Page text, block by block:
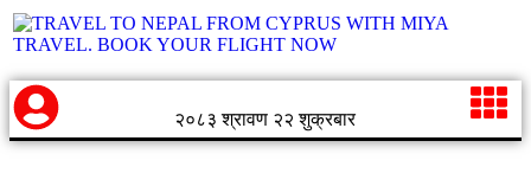
२०८३ श्रावण २२ शुक्रबार